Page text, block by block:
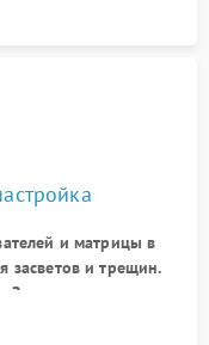
и матрицы в
засветов и трещин.
корпуса.
обеспечения.